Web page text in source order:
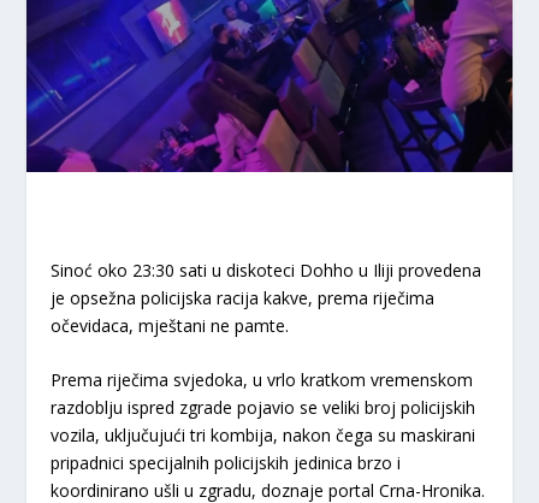
Sinoć oko 23:30 sati u diskoteci Dohho u Iliji provedena
je opsežna policijska racija kakve, prema riječima
očevidaca, mještani ne pamte.
Prema riječima svjedoka, u vrlo kratkom vremenskom
razdoblju ispred zgrade pojavio se veliki broj policijskih
vozila, uključujući tri kombija, nakon čega su maskirani
pripadnici specijalnih policijskih jedinica brzo i
koordinirano ušli u zgradu, doznaje portal Crna-Hronika.